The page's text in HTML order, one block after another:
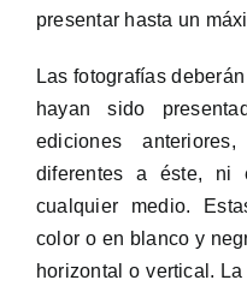
presentar hasta un
Las fotografías
hayan sido
ediciones
diferentes a éste, ni
cualquier medio.
color o en blanco y
horizontal o vertical.